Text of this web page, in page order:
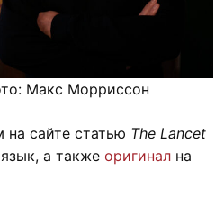
Макс Морриссон
сайте статью The Lancet
а также оригинал на